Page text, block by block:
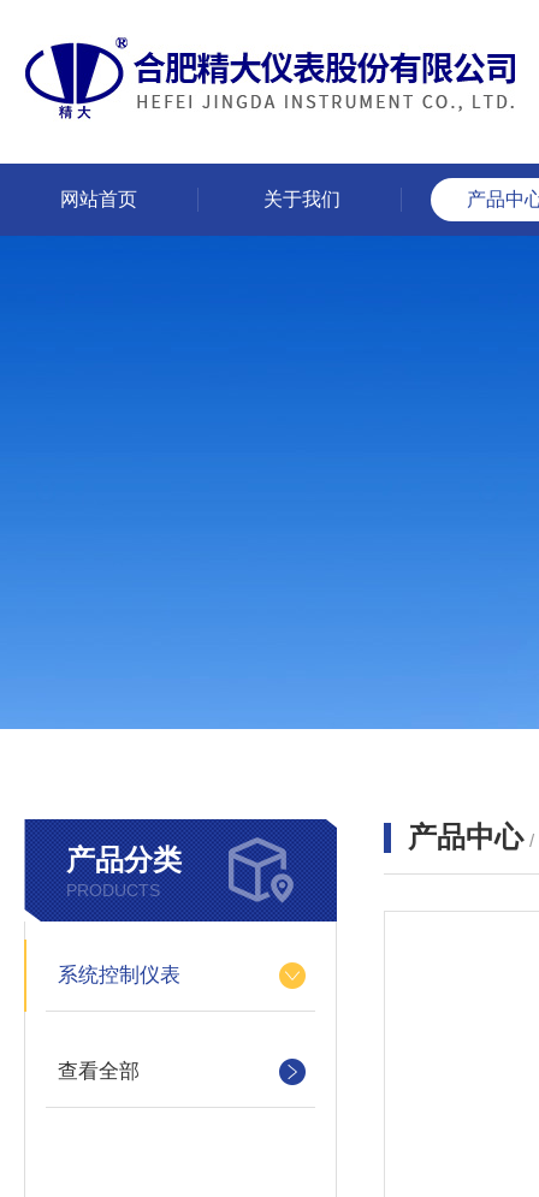
网站首页 关于我们 产品中
产品分类
PRODUCTS
系统控制仪表
查看全部
产品中心 /